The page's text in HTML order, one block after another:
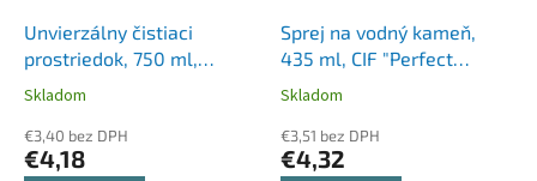
Unvierzálny čistiaci
prostriedok, 750 ml,
FROSCH, pomaranč
Skladom
€3,40 bez DPH
€4,18
Sprej na vodný kameň,
435 ml, CIF "Perfect
Finish"
Skladom
€3,51 bez DPH
€4,32